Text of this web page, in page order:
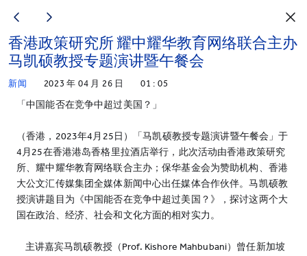
香港政策研究所 耀中耀华教育网络联合主办
马凯硕教授专题演讲暨午餐会
新闻 2023 年 04 月 26 日 01 : 05
「中国能否在竞争中超过美国？」
（香港，2023年4月25日）「马凯硕教授专题演讲暨午餐会」于
4月25在香港港岛香格里拉酒店举行，此次活动由香港政策研究
所、耀中耀华教育网络联合主办；保华基金会为赞助机构、香港
大公文汇传媒集团全媒体新闻中心出任媒体合作伙伴。马凯硕教
授演讲题目为《中国能否在竞争中超过美国？》，探讨这两个大
国在政治、经济、社会和文化方面的相对实力。
主讲嘉宾马凯硕教授（Prof. Kishore Mahbubani）曾任新加坡